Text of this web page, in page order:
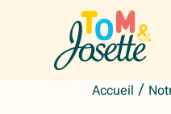
Accueil /
Panneau de gestion des